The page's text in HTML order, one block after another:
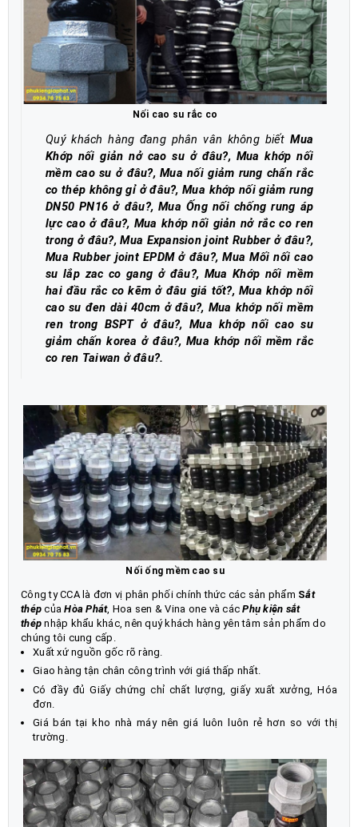
Nối cao su rắc co
Quý khách hàng đang phân vân không biếtMua
Khớp nối giản nở cao su ở đâu?, Mua khớp nối
mềm cao su ở đâu?, Mua nối giảm rung chấn rắc
co thép không gỉ ở đâu?, Mua khớp nối giảm rung
DN50 PN16 ở đâu?, Mua Ống nối chống rung áp
lực cao ở đâu?, Mua khớp nối giản nở rắc co ren
trong ở đâu?, Mua Expansion joint Rubber ở đâu?,
Mua Rubber joint EPDM ở đâu?, Mua Mối nối cao
su lắp zac co gang ở đâu?, Mua Khớp nối mềm
hai đầu rắc co kẽm ở đâu giá tốt?, Mua khớp nối
cao su đen dài 40cm ở đâu?, Mua khớp nối mềm
ren trong BSPT ở đâu?, Mua khớp nối cao su
giảm chấn korea ở đâu?, Mua khớp nối mềm rắc
co ren Taiwan ở đâu?.
Nối ống mềm cao su
Công ty CCA là đơn vị phân phối chính thức các sản phẩm Sắt
thép củaHòa Phát, Hoa sen & Vina one và các Phụ kiện sắt
thép nhập khẩu khác, nên quý khách hàng yên tâm sản phẩm do
chúng tôi cung cấp.
Xuất xứ nguồn gốc rõ ràng.
Giao hàng tận chân công trình với giá thấp nhất.
Có đầy đủ Giấy chứng chỉ chất lượng, giấy xuất xưởng, Hóa
đơn.
Giá bán tại kho nhà máy nên giá luôn luôn rẻ hơn so với thị
trường.